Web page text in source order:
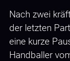
Nach zwei
der letzten
eine kurze
Handballer